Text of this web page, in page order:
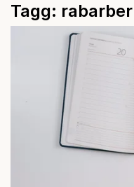
Tagg: rabarber